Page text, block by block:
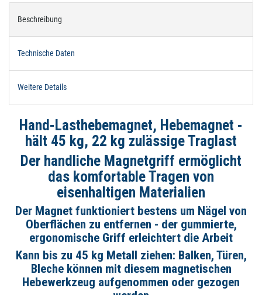
Beschreibung
Technische Daten
Weitere Details
Hand-Lasthebemagnet, Hebemagnet -
hält 45 kg, 22 kg zulässige Traglast
Der handliche Magnetgriff ermöglicht
das komfortable Tragen von
eisenhaltigen Materialien
Der Magnet funktioniert bestens um Nägel von
Oberflächen zu entfernen - der gummierte,
ergonomische Griff erleichtert die Arbeit
Kann bis zu 45 kg Metall ziehen: Balken, Türen,
Bleche können mit diesem magnetischen
Hebewerkzeug aufgenommen oder gezogen